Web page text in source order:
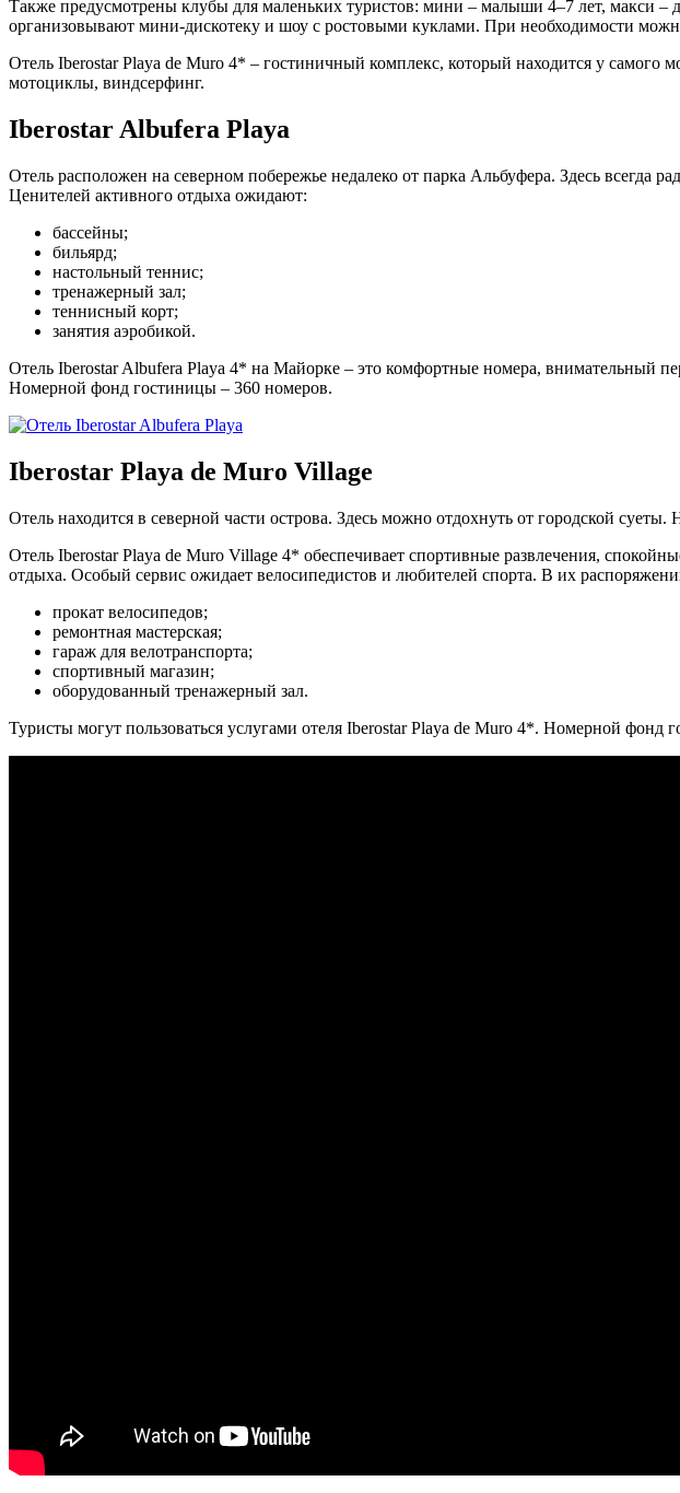
Также предусмотрены клубы для маленьких туристов: мини – малыши 4–7 лет, макси –
организовывают мини-дискотеку и шоу с ростовыми куклами. При необходимости
Отель Iberostar Playa de Muro 4* – гостиничный комплекс, который находится у
мотоциклы, виндсерфинг.
IberostarAlbufera Playa
Отель расположен на северном побережье недалеко от парка Альбуфера. Здесь всегда
Ценителей активного отдыха ожидают:
бассейны;
бильярд;
настольный теннис;
тренажерный зал;
теннисный корт;
занятия аэробикой.
Отель Iberostar Albufera Playa 4* на Майорке – это комфортные номера, внимательный
Номерной фонд гостиницы – 360 номеров.
Iberostar Playa de Muro Village
Отель находится в северной части острова. Здесь можно отдохнуть от городской
Отель Iberostar Playa de Muro Village 4* обеспечивает спортивные развлечения,
отдыха. Особый сервис ожидает велосипедистов и любителей спорта. В их
прокат велосипедов;
ремонтная мастерская;
гараж для велотранспорта;
спортивный магазин;
оборудованный тренажерный зал.
Туристы могут пользоваться услугами отеля Iberostar Playa de Muro 4*. Номерной фонд